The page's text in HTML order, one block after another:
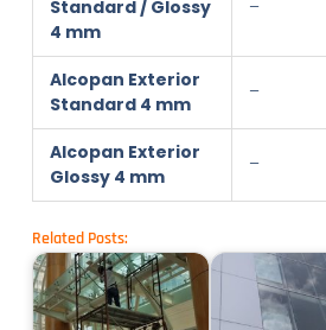
Standard / Glossy
4 mm
–
Alcopan Exterior
Standard 4 mm
–
Alcopan Exterior
Glossy 4 mm
–
Related Posts: